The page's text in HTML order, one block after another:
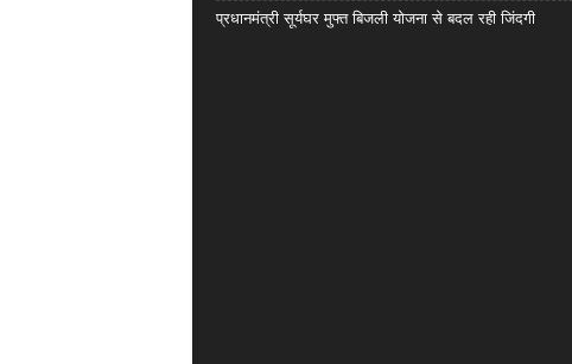
प्रधानमंत्री सूर्यघर मुफ्त बिजली योजना से बदल रही जिंदगी